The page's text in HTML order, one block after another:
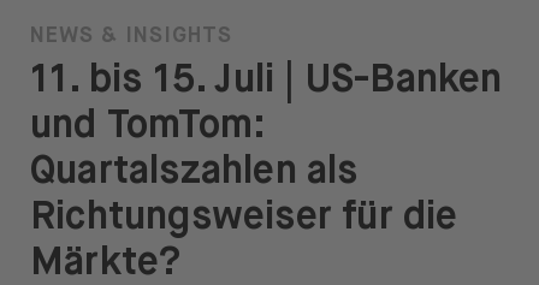
NEWS & INSIGHTS
11. bis 15. Juli | US-Banken
und TomTom:
Quartalszahlen als
Richtungsweiser für die
Märkte?